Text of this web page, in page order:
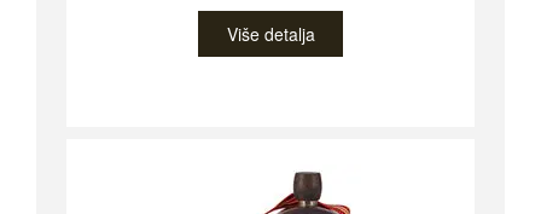
Više detalja